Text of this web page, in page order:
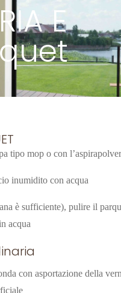
E
tipo mop o con
inumidito con acqua
è sufficiente), pulire il
acqua
con asportazione della